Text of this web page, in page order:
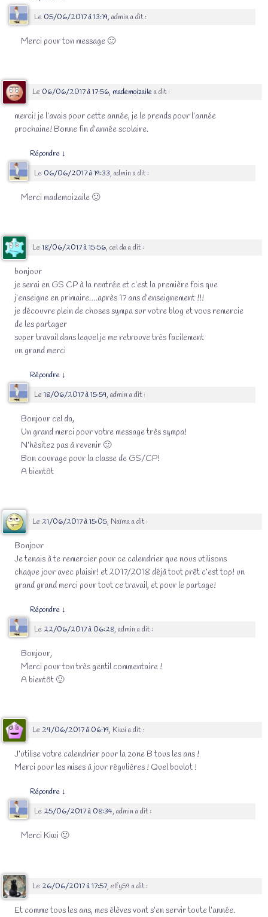
Le 05/06/2017 à 13:19, admina dit :
Merci pour ton message 🙂
Le 06/06/2017 à 17:56, mademoizailea dit :
merci! je l’avais pour cette année, je le prends pour l’année
prochaine! Bonne fin d’année scolaire.
Répondre ↓
Le 06/06/2017 à 19:33, admina dit :
Merci mademoizaile 🙂
Le18/06/2017 à 15:56, cel daa dit :
bonjour
je serai en GS CP à la rentrée et c’est la première fois que
j’enseigne en primaire….après 17 ans d’enseignement !!!
je découvre plein de choses sympa sur votre blog et vous remercie
de les partager
super travail dans lequel je me retrouve très facilement
un grand merci
Répondre ↓
Le18/06/2017 à 15:59, admina dit :
Bonjour cel da,
Un grand merci pour votre message très sympa!
N’hésitez pas à revenir 🙂
Bon courage pour la classe de GS/CP!
A bientôt
Le21/06/2017 à 15:05, Naïmaa dit :
Bonjour
Je tenais à te remercier pour ce calendrier que nous utilisons
chaque jour avec plaisir! et 2017/2018 déjà tout prêt c’est top! un
grand grand merci pour tout ce travail, et pour le partage!
Répondre ↓
Le22/06/2017 à 06:28, admina dit :
Bonjour,
Merci pour ton très gentil commentaire !
A bientôt 🙂
Le24/06/2017 à 06:19, Kiwi a dit :
J’utilise votre calendrier pour la zone B tous les ans !
Merci pour les mises à jour régulières ! Quel boulot !
Répondre ↓
Le25/06/2017 à 08:34, admina dit :
Merci Kiwi 🙂
Le26/06/2017 à 17:57, elfy59 a dit :
Et comme tous les ans, mes élèves vont s’en servir toute l’année.